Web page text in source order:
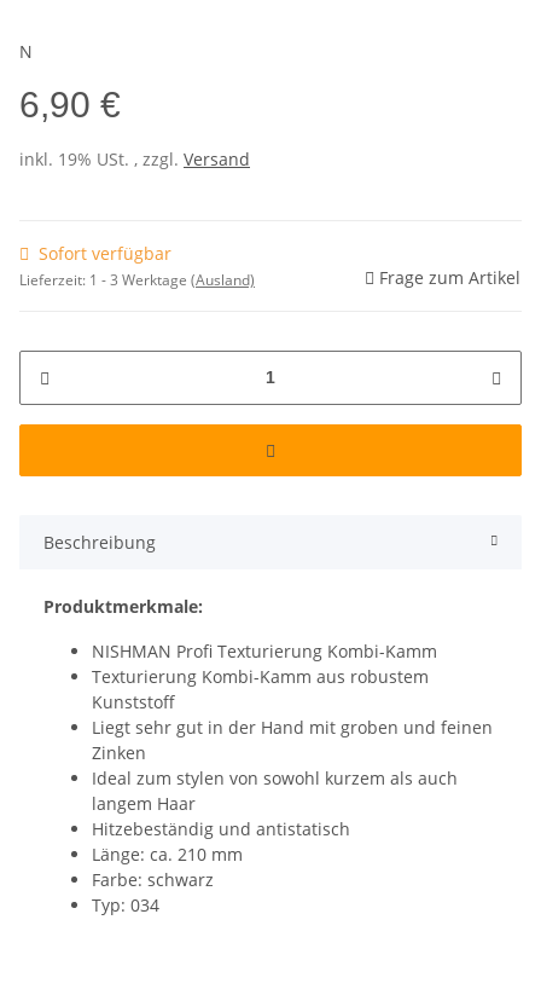
N
6,90 €
inkl. 19% USt. , zzgl. Versand
Sofort verfügbar
Lieferzeit: 1 - 3 Werktage (Ausland) Frage zum Artikel
Beschreibung
Produktmerkmale:
NISHMAN Profi Texturierung Kombi-Kamm
Texturierung Kombi-Kamm aus robustem
Kunststoff
Liegt sehr gut in der Hand mit groben und feinen
Zinken
Ideal zum stylen von sowohl kurzem als auch
langem Haar
Hitzebeständig und antistatisch
Länge: ca. 210 mm
Farbe: schwarz
Typ: 034